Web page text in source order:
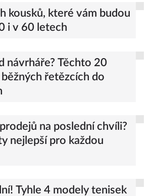
kousků, které vám budou
i v 60 letech
návrháře? Těchto 20
řetězcích do
na poslední chvíli?
nejlepší pro každou
Tyhle 4 modely tenisek